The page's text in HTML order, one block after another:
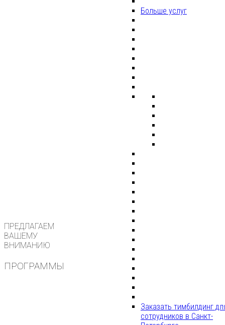
Больше услуг
Заказать тимбилдинг
сотрудников в Санкт-
ПРЕДЛАГАЕМ
ВАШЕМУ
ВНИМАНИЮ
ПРОГРАММЫ